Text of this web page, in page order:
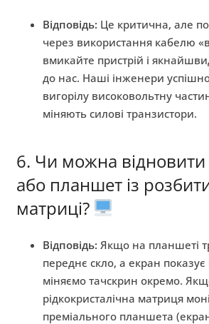
Відповідь: Це критична, але
через використання кабелю
вмикайте пристрій і
до нас. Наші інженери
вигорілу високовольтну
міняють силові транзистори.
6. Чи можна відновити
або планшет із
матриці?
Відповідь: Якщо на планшеті
переднє скло, а екран
міняємо тачскрин окремо.
рідкокристалічна матриця
преміального планшета